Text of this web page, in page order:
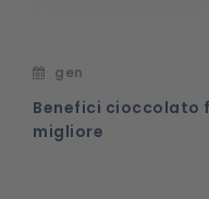
gen
Benefici cioccolato
migliore